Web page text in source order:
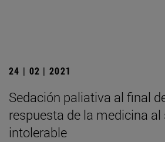
24 | 02 | 2021
Sedación paliativa al final
respuesta de la medicina
intolerable